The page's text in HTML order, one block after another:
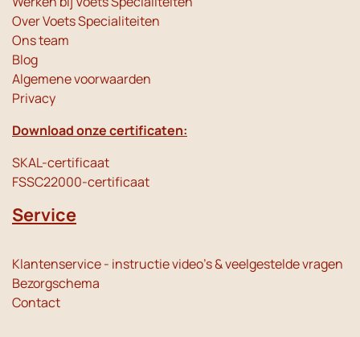
Over Voets Specialiteiten
Ons team
Blog
Algemene voorwaarden
Privacy
Download onze certificaten:
SKAL-certificaat
FSSC22000-certificaat
Service
Klantenservice - instructie video's & veelgestelde vragen
Bezorgschema
Contact